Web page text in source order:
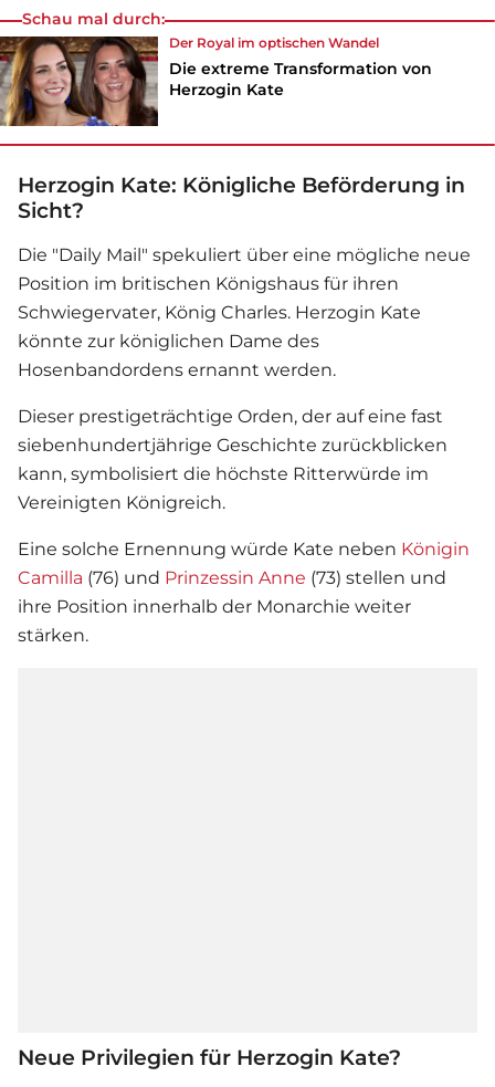
Schau mal durch:
Der Royal im optischen Wandel
Die extreme Transformation von
Herzogin Kate
Herzogin Kate: Königliche Beförderung in
Sicht?
Die "Daily Mail" spekuliert über eine mögliche neue
Position im britischen Königshaus für ihren
Schwiegervater, König Charles. Herzogin Kate
könnte zur königlichen Dame des
Hosenbandordens ernannt werden.
Dieser prestigeträchtige Orden, der auf eine fast
siebenhundertjährige Geschichte zurückblicken
kann, symbolisiert die höchste Ritterwürde im
Vereinigten Königreich.
Eine solche Ernennung würde Kate neben Königin
Camilla (76) und Prinzessin Anne (73) stellen und
ihre Position innerhalb der Monarchie weiter
stärken.
Neue Privilegien für Herzogin Kate?